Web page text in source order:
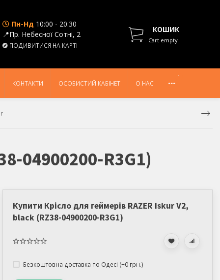
Пн-Нд 10:00 - 20:30
📍Пр. Небесної Сотні, 2
ПОДИВИТИСЯ НА КАРТІ
КОШИК
Cart empty
КОНТАКТИ ОСОБИСТИЙ КАБІНЕТ О НАС
1
04900200-R3G1)
Купити Крісло для геймерів RAZER Iskur V2,
black (RZ38-04900200-R3G1)
Безкоштовна доставка по Одесі (+0 грн.)